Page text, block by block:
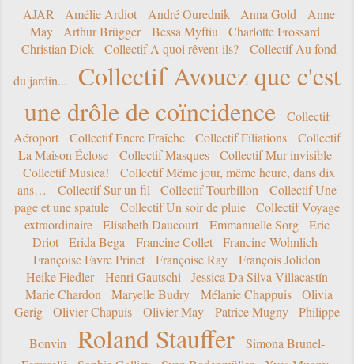
AJAR Amélie Ardiot André Ourednik Anna Gold
Anne
May
Arthur Brügger Bessa Myftiu
Charlotte Frossard
Christian Dick
Collectif A quoi rêvent-ils?
Collectif Au fond
du jardin...
Collectif Avouez que c'est
une drôle de coïncidence
Collectif
Aéroport
Collectif Encre Fraîche Collectif Filiations
Collectif
La Maison Éclose
Collectif Masques
Collectif Mur invisible
Collectif Musica!
Collectif Même jour, même heure, dans dix
ans…
Collectif Sur un fil Collectif Tourbillon
Collectif Une
page et une spatule
Collectif Un soir de pluie
Collectif Voyage
extraordinaire
Elisabeth Daucourt Emmanuelle Sorg
Eric
Driot
Erida Bega Francine Collet
Francine Wohnlich
Françoise Favre Prinet
Françoise Ray
François Jolidon
Heike Fiedler
Henri Gautschi
Jessica Da Silva Villacastín
Marie Chardon
Maryelle Budry Mélanie Chappuis
Olivia
Gerig
Olivier Chapuis Olivier May Patrice Mugny
Philippe
Bonvin
Roland Stauffer
Simona Brunel-